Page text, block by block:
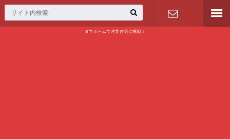
タマホームで注文住宅に挑戦！